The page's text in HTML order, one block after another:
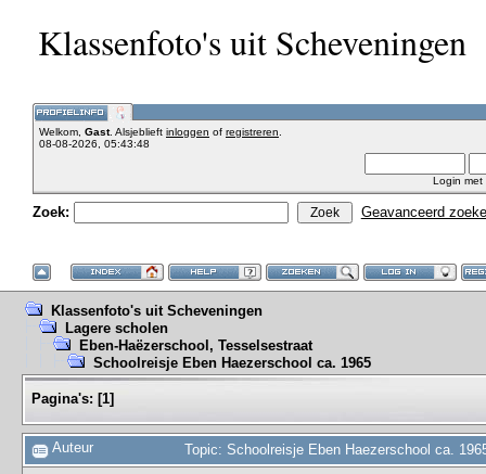
Klassenfoto's uit Scheveningen
Welkom, Gast. Alsjeblieft inloggen of registreren
08-08-2026, 05:43:48
Login met
Zoek: Geavanceerd
Klassenfoto's uit Scheveningen
Lagere scholen
Eben-Haëzerschool, Tesselsestraat
Schoolreisje Eben Haezerschool ca. 1965
Pagina's: [1]
Auteur Topic: Schoolreisje Eben Haezerschool ca.